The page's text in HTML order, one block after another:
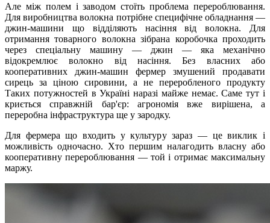
Але між полем і заводом стоїть проблема перероблювання.
Для виробництва волокна потрібне специфічне обладнання —
джин-машини що відділяють насіння від волокна. Для
отримання товарного волокна зібрана коробочка проходить
через спеціальну машину — джин — яка механічно
відокремлює волокно від насіння. Без власних або
кооперативних джин-машин фермер змушений продавати
сирець за ціною сировини, а не переробленого продукту
Таких потужностей в Україні наразі майже немає. Саме тут і
криється справжній бар'єр: агрономія вже вирішена, а
переробна інфраструктура ще у зародку.
Для фермера що входить у культуру зараз — це виклик і
можливість одночасно. Хто першим налагодить власну або
кооперативну перероблювання — той і отримає максимальну
маржу.